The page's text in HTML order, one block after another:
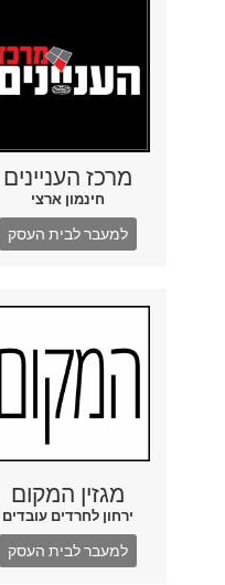
מרכז העניינים
חינמון ארצי
למעבר לבית העסק
מגזין המקום
ירחון לחרדים עובדים
למעבר לבית העסק